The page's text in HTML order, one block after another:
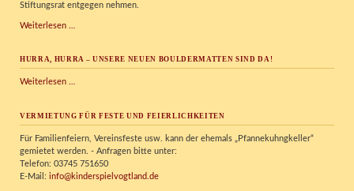
Stiftungsrat entgegen nehmen.
Weiterlesen …
Stiftungspreis
HURRA, HURRA – UNSERE NEUEN BOULDERMATTEN SIND DA!
Weiterlesen …
unsere
Bouldermatten
VERMIETUNG FÜR FESTE UND FEIERLICHKEITEN
Für Familienfeiern, Vereinsfeste usw. kann der ehemals „Pfannekuhngkeller“
gemietet werden. - Anfragen bitte unter:
Telefon: 03745 751650
E-Mail: info@kinderspielvogtland.de